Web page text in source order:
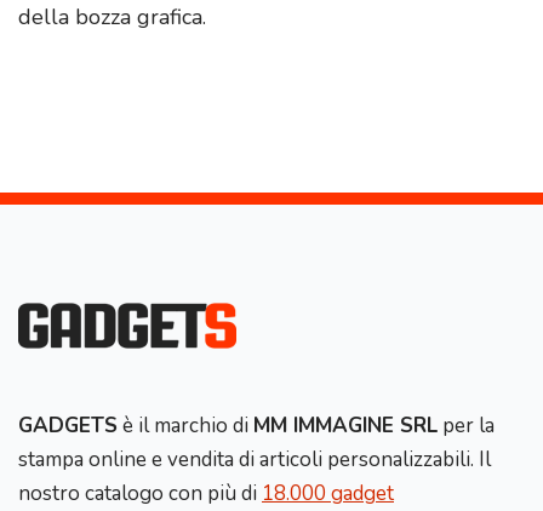
della bozza grafica.
GADGETS è il marchio di MM IMMAGINE SRL per la
stampa online e vendita di articoli personalizzabili. Il
nostro catalogo con più di 18.000 gadget